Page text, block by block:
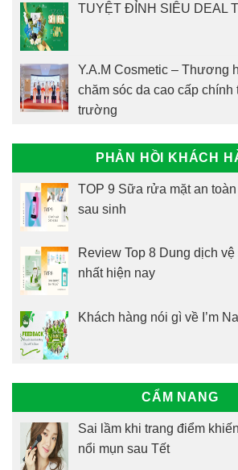
TUYỆT ĐỈNH SIÊU DEAL
Y.A.M Cosmetic – Thương
chăm sóc da cao cấp chính
trường
PHẢN HỒI KHÁCH
TOP 9 Sữa rửa mặt an
sau sinh
Review Top 8 Dung dịch
nhất hiện nay
Khách hàng nói gì về I’m
CẨM NANG
Sai lầm khi trang điểm
nổi mụn sau Tết